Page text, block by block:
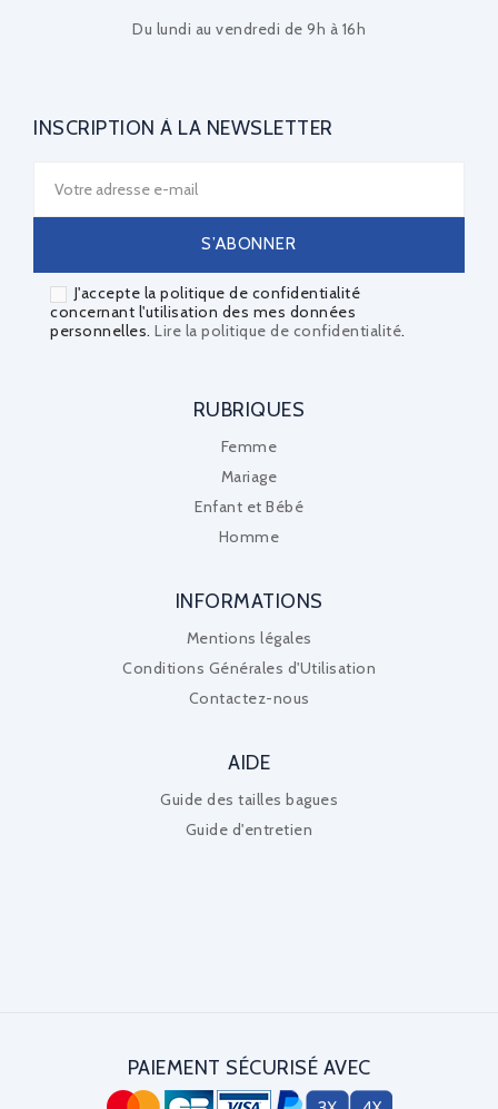
Du lundi au vendredi de 9h à 16h
INSCRIPTION À LA NEWSLETTER
J'accepte la politique de confidentialité
concernant l'utilisation des mes données
personnelles. Lire la politique de confidentialité.
RUBRIQUES
Femme
Mariage
Enfant et Bébé
Homme
INFORMATIONS
Mentions légales
Conditions Générales d'Utilisation
Contactez-nous
AIDE
Guide des tailles bagues
Guide d'entretien
PAIEMENT SÉCURISÉ AVEC